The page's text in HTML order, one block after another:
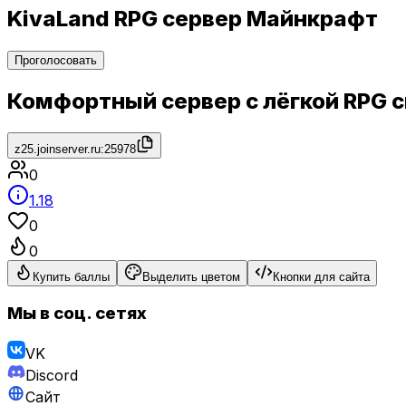
KivaLand RPG сервер Майнкрафт
Проголосовать
Комфортный сервер с лёгкой RPG
z25.joinserver.ru:25978
0
1.18
0
0
Купить баллы Выделить цветом Кнопки для сайта
Мы в соц. сетях
VK
Discord
Сайт